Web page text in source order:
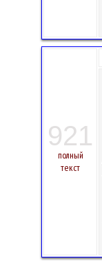
921
полный
текст